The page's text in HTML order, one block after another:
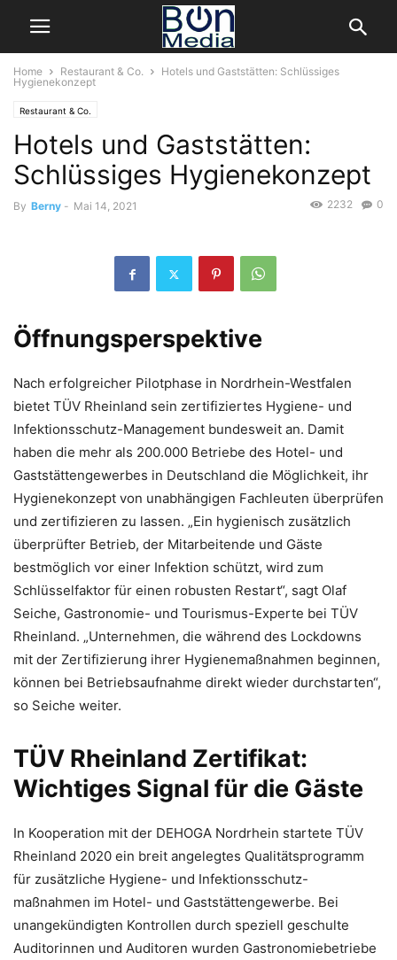
Home Restaurant & Co.
Hotels und Gaststätten: Schlüssiges
Hygienekonzept
Restaurant & Co.
Hotels und Gaststätten:
Schlüssiges Hygienekonzept
By Berny - Mai 14, 2021 0
2232
Öffnungsperspektive
Nach erfolgreicher Pilotphase in Nordrhein-Westfalen
bietet TÜV Rheinland sein zertifiziertes Hygiene- und
Infektionsschutz-Management bundesweit an. Damit
haben die mehr als 200.000 Betriebe des Hotel- und
Gaststättengewerbes in Deutschland die Möglichkeit, ihr
Hygienekonzept von unabhängigen Fachleuten überprüfen
und zertifizieren zu lassen. „Ein hygienisch zusätzlich
überprüfter Betrieb, der Mitarbeitende und Gäste
bestmöglich vor einer Infektion schützt, wird zum
Schlüsselfaktor für einen robusten Restart“, sagt Olaf
Seiche, Gastronomie- und Tourismus-Experte bei TÜV
Rheinland. „Unternehmen, die während des Lockdowns
mit der Zertifizierung ihrer Hygienemaßnahmen beginnen,
können bei Betriebsaufnahme direkt wieder durchstarten“,
so Seiche weiter.
TÜV Rheinland Zertifikat:
Wichtiges Signal für die Gäste
In Kooperation mit der DEHOGA Nordrhein startete TÜV
Rheinland 2020 ein breit angelegtes Qualitätsprogramm
für zusätzliche Hygiene- und Infektionsschutz-
maßnahmen im Hotel- und Gaststättengewerbe. Bei
unangekündigten Kontrollen durch speziell geschulte
Auditorinnen und Auditoren wurden Gastronomiebetriebe